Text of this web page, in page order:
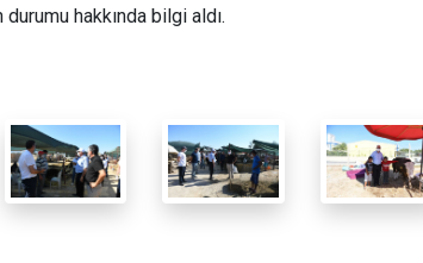
hakkında bilgi aldı.